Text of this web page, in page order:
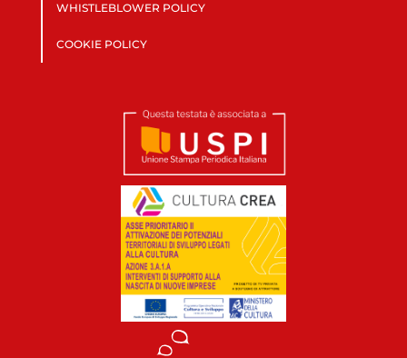
WHISTLEBLOWER POLICY
COOKIE POLICY